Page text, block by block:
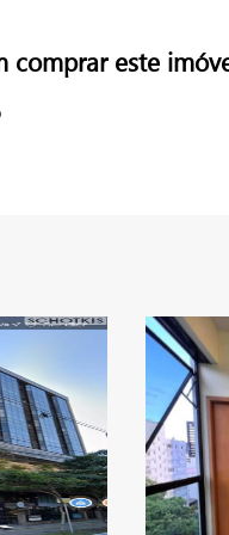
comprar este